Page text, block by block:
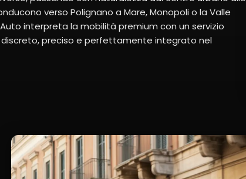
verso Polignano a Mare, Monopoli o la Valle
interpreta la mobilità premium con un servizio
discreto, preciso e perfettamente integrato nel